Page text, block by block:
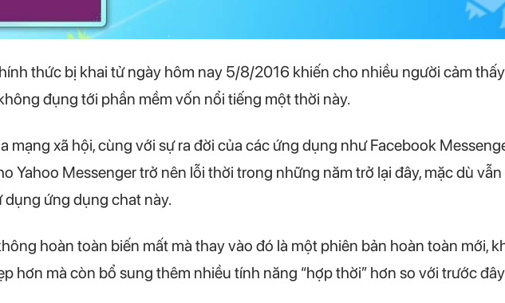
thức bị khai tử ngày hôm nay 5/8/2016 khiến cho nhiều người cảm
đụng tới phần mềm vốn nổi tiếng một thời này.
mạng xã hội, cùng với sự ra đời của các ứng dụng như Facebook
Yahoo Messenger trở nên lỗi thời trong những năm trở lại đây, mặc dù
ứng dụng chat này.
hoàn toàn biến mất mà thay vào đó là một phiên bản hoàn toàn mới,
hơn mà còn bổ sung thêm nhiều tính năng “hợp thời” hơn so với trước